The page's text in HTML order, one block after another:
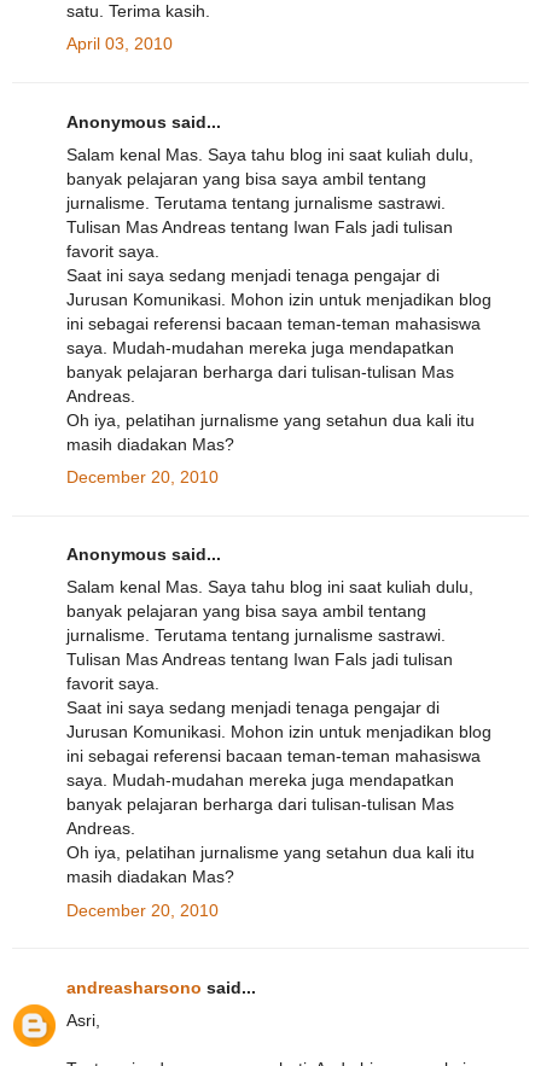
satu. Terima kasih.
April 03, 2010
Anonymous said...
Salam kenal Mas. Saya tahu blog ini saat kuliah dulu,
banyak pelajaran yang bisa saya ambil tentang
jurnalisme. Terutama tentang jurnalisme sastrawi.
Tulisan Mas Andreas tentang Iwan Fals jadi tulisan
favorit saya.
Saat ini saya sedang menjadi tenaga pengajar di
Jurusan Komunikasi. Mohon izin untuk menjadikan blog
ini sebagai referensi bacaan teman-teman mahasiswa
saya. Mudah-mudahan mereka juga mendapatkan
banyak pelajaran berharga dari tulisan-tulisan Mas
Andreas.
Oh iya, pelatihan jurnalisme yang setahun dua kali itu
masih diadakan Mas?
December 20, 2010
Anonymous said...
Salam kenal Mas. Saya tahu blog ini saat kuliah dulu,
banyak pelajaran yang bisa saya ambil tentang
jurnalisme. Terutama tentang jurnalisme sastrawi.
Tulisan Mas Andreas tentang Iwan Fals jadi tulisan
favorit saya.
Saat ini saya sedang menjadi tenaga pengajar di
Jurusan Komunikasi. Mohon izin untuk menjadikan blog
ini sebagai referensi bacaan teman-teman mahasiswa
saya. Mudah-mudahan mereka juga mendapatkan
banyak pelajaran berharga dari tulisan-tulisan Mas
Andreas.
Oh iya, pelatihan jurnalisme yang setahun dua kali itu
masih diadakan Mas?
December 20, 2010
andreasharsono said...
Asri,